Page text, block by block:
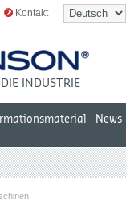
Kontakt
INDUSTRIE
News